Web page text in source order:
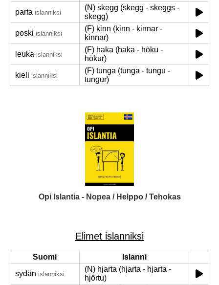
parta islanniksi
(N) skegg (skegg - skeggs -
skegg)
poski islanniksi
(F) kinn (kinn - kinnar -
kinnar)
leuka islanniksi
(F) haka (haka - höku -
hökur)
kieli islanniksi
(F) tunga (tunga - tungu -
tungur)
Opi Islantia - Nopea / Helppo / Tehokas
Elimet islanniksi
Suomi
Islanni
sydän islanniksi
(N) hjarta (hjarta - hjarta -
hjörtu)